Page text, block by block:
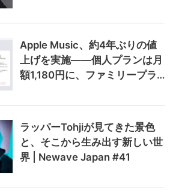
Apple Music、約4年ぶりの値
上げを実施——個人プランは月
額1,180円に、ファミリープラ
ラッパーTohjiが見てきた景色
と、そこから生み出す新しい世
界 | Newave Japan #41